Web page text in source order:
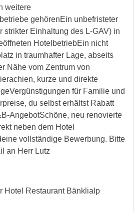
weitere
gehörenEin unbefristeter
strikter Einhaltung des L-GAV) in
HotelbetriebEin nicht
in traumhafter Lage, abseits
Nähe vom Zentrum von
kurze und direkte
für Familie und
du selbst erhältst Rabatt
AngebotSchöne, neu renovierte
neben dem Hotel
vollständige Bewerbung. Bitte
an Herr Lutz
Hotel Restaurant Bänklialp